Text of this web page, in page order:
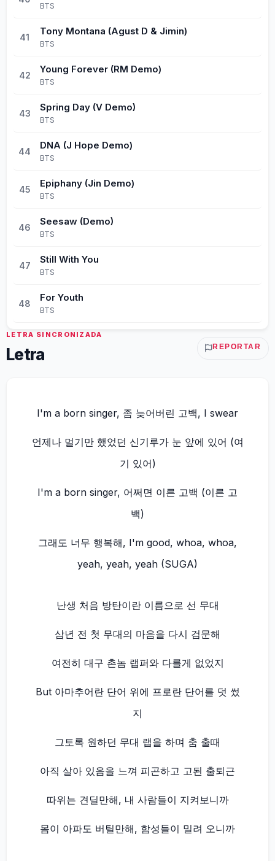
BTS
41
Tony Montana (Agust D & Jimin)
BTS
42
Young Forever (RM Demo)
BTS
43
Spring Day (V Demo)
BTS
44
DNA (J Hope Demo)
BTS
45
Epiphany (Jin Demo)
BTS
46
Seesaw (Demo)
BTS
47
Still With You
BTS
48
For Youth
BTS
LETRA SINCRONIZADA
Letra REPORTAR
I'm a born singer, 좀 늦어버린 고백, I swear
언제나 멀기만 했었던 신기루가 눈 앞에 있어 (여
기 있어)
I'm a born singer, 어쩌면 이른 고백 (이른 고
백)
그래도 너무 행복해, I'm good, whoa, whoa,
yeah, yeah, yeah (SUGA)
난생 처음 방탄이란 이름으로 선 무대
삼년 전 첫 무대의 마음을 다시 검문해
여전히 대구 촌놈 랩퍼와 다를게 없었지
But 아마추어란 단어 위에 프로란 단어를 덧 썼
지
그토록 원하던 무대 랩을 하며 춤 출때
아직 살아 있음을 느껴 피곤하고 고된 출퇴근
따위는 견딜만해, 내 사람들이 지켜보니까
몸이 아파도 버틸만해, 함성들이 밀려 오니까